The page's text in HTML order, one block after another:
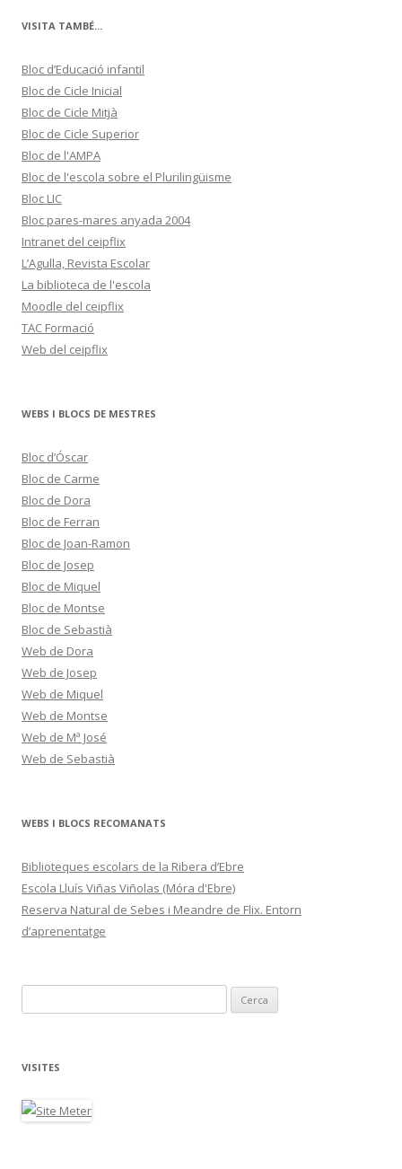
r
VISITA TAMBÉ...
Bloc d’Educació infantil
Bloc de Cicle Inicial
Bloc de Cicle Mitjà
Bloc de Cicle Superior
Bloc de l'AMPA
Bloc de l'escola sobre el Plurilingüisme
Bloc LIC
Bloc pares-mares anyada 2004
Intranet del ceipflix
L’Agulla, Revista Escolar
La biblioteca de l'escola
Moodle del ceipflix
TAC Formació
Web del ceipflix
WEBS I BLOCS DE MESTRES
Bloc d’Óscar
Bloc de Carme
Bloc de Dora
Bloc de Ferran
Bloc de Joan-Ramon
Bloc de Josep
Bloc de Miquel
Bloc de Montse
Bloc de Sebastià
Web de Dora
Web de Josep
Web de Miquel
Web de Montse
Web de Mª José
Web de Sebastià
WEBS I BLOCS RECOMANATS
Biblioteques escolars de la Ribera d’Ebre
Escola Lluís Viñas Viñolas (Móra d'Ebre)
Reserva Natural de Sebes i Meandre de Flix. Entorn
d’aprenentatge
e
c
:
VISITES